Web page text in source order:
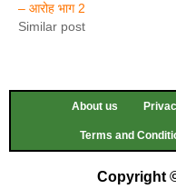
– आरोह भाग 2
Similar post
About us
Terms and
Copyright